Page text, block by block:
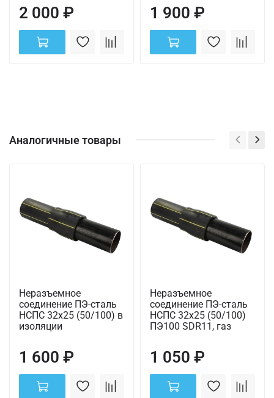
2 000 ₽ 1 900 ₽
Аналогичные товары
Неразъемное
соединение ПЭ-сталь
НСПС 32х25 (50/100) в
изоляции
1 600 ₽
Неразъемное
соединение ПЭ-сталь
НСПС 32х25 (50/100)
ПЭ100 SDR11, газ
1 050 ₽